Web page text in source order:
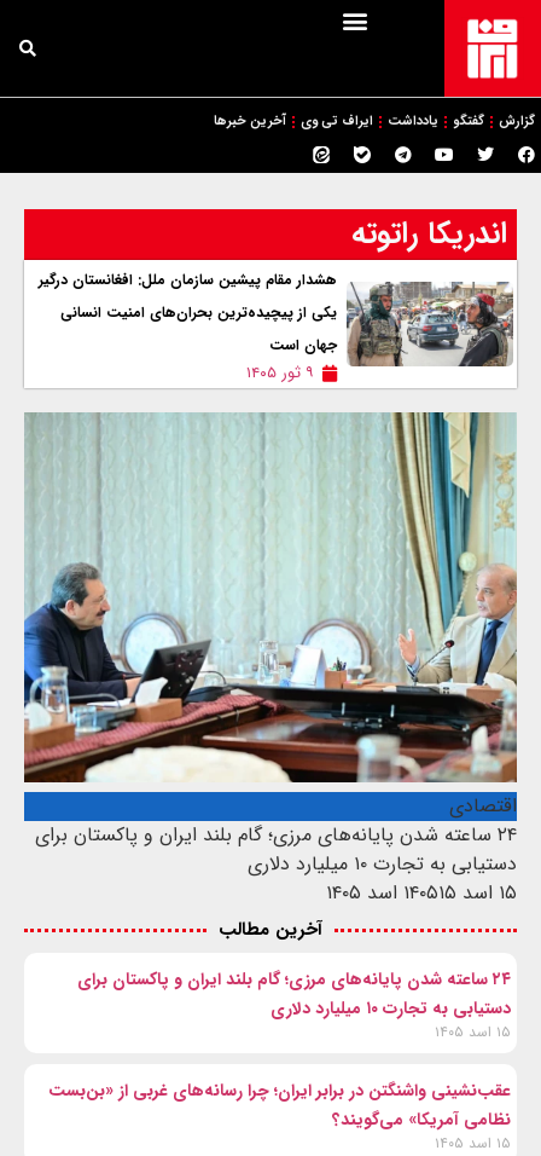
گزارش گفتگو یادداشت ایراف تی وی آخرین خبرها
اندریکا راتوته
هشدار مقام پیشین سازمان ملل: افغانستان درگیر
یکی از پیچیده‌ترین بحران‌های امنیت انسانی
جهان است
۹ ثور ۱۴۰۵
اقتصادی
۲۴ ساعته شدن پایانه‌های مرزی؛ گام بلند ایران و پاکستان برای
دستیابی به تجارت ۱۰ میلیارد دلاری
۱۵ اسد ۱۴۰۵
۱۵ اسد ۱۴۰۵
آخرین مطالب
۲۴ ساعته شدن پایانه‌های مرزی؛ گام بلند ایران و پاکستان برای
دستیابی به تجارت ۱۰ میلیارد دلاری
۱۵ اسد ۱۴۰۵
عقب‌نشینی واشنگتن در برابر ایران؛ چرا رسانه‌های غربی از «بن‌بست
نظامی آمریکا» می‌گویند؟
۱۵ اسد ۱۴۰۵